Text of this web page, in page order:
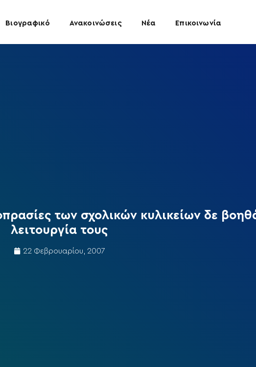
Βιογραφικό Ανακοινώσεις Νέα Επικοινωνία
των σχολικών κυλικείων δε
λειτουργία τους
22 Φεβρουαρίου, 2007